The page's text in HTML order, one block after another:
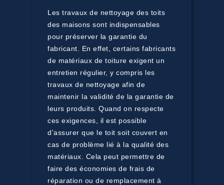
Les travaux de nettoyage des toits
des maisons sont indispensables
pour préserver la garantie du
fabricant. En effet, certains fabricants
de matériaux de toiture exigent un
entretien régulier, y compris les
travaux de nettoyage afin de
maintenir la validité de la garantie de
leurs produits. Quand on respecte
ces exigences, il est possible
d'assurer que le toit soit couvert en
cas de problème lié à la qualité des
matériaux. Cela peut permettre de
faire des économies de frais de
réparation ou de remplacement à